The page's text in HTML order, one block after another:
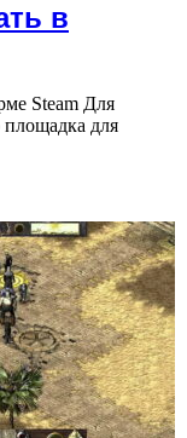
в
Steam Для
площадка для